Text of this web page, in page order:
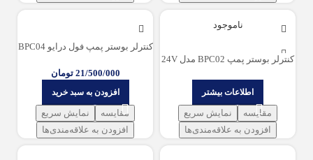
ناموجود
کنترلر بوستر پمپ BPC02 مدل 24V
اطلاعات بیشتر
مقایسه
نمایش سریع
افزودن به علاقه‌مندی‌ها
کنترلر بوستر پمپ فول درایو BPC04
21/500/000 تومان
افزودن به سبد خرید
مقایسه
نمایش سریع
افزودن به علاقه‌مندی‌ها